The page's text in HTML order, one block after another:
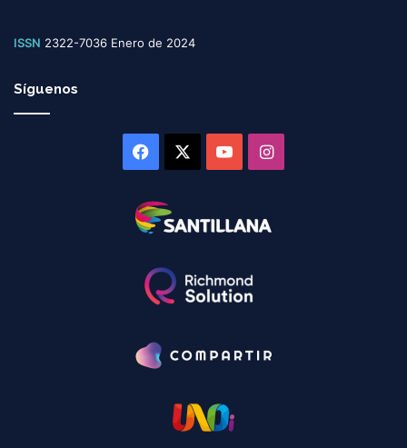
ISSN 2322-7036 Enero de 2024
Síguenos
Facebook YouTubeInstagram